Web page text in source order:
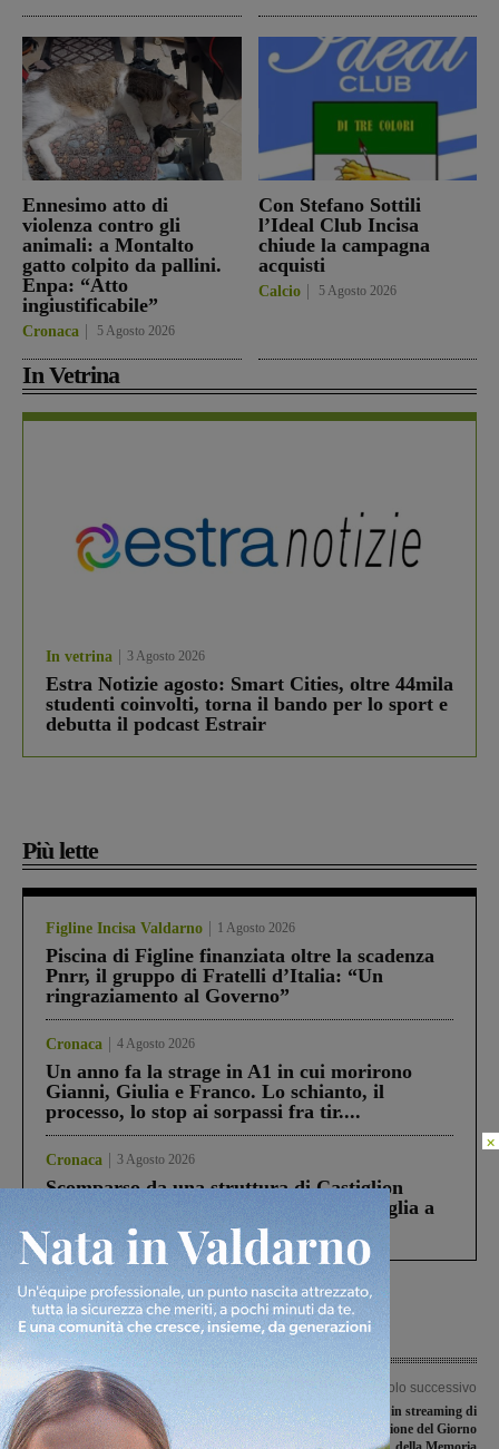
Ennesimo atto di
violenza contro gli
animali: a Montalto
gatto colpito da pallini.
Enpa: “Atto
ingiustificabile”
Cronaca 5 Agosto 2026
Con Stefano Sottili
l’Ideal Club Incisa
chiude la campagna
acquisti
Calcio 5 Agosto 2026
In Vetrina
In vetrina 3 Agosto 2026
Estra Notizie agosto: Smart Cities, oltre 44mila
studenti coinvolti, torna il bando per lo sport e
debutta il podcast Estrair
Più lette
Figline Incisa Valdarno 1 Agosto 2026
Piscina di Figline finanziata oltre la scadenza
Pnrr, il gruppo di Fratelli d’Italia: “Un
ringraziamento al Governo”
Cronaca 4 Agosto 2026
Un anno fa la strage in A1 in cui morirono
Gianni, Giulia e Franco. Lo schianto, il
processo, lo stop ai sorpassi fra tir....
Cronaca 3 Agosto 2026
Scomparso da una struttura di Castiglion
Fiorentino l’uomo che aveva ucciso la figlia a
Levane nel 2020
Articolo precedente
Controlli e provvedimenti dei
carabinieri nel settore della detenzione
Articolo successivo
“HESS”: lo spettacolo in streaming di
KanterStrasse in occasione del Giorno
×